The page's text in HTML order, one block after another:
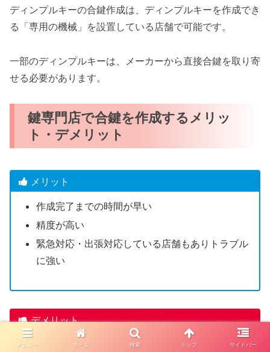
ディンプルキーの合鍵作成は、ディンプルキーを作成でき
る「専用の機械」を設置している店舗で可能です。
一部のディンプルキーは、メーカーから直接合鍵を取り寄
せる必要があります。
鍵専門店で合鍵を作成するメリッ
ト・デメリット
メリット
作成完了までの時間が早い
精度が高い
緊急対応・出張対応している店舗もありトラブル
に強い
デメリット
一部のディンプルキーは店舗で合鍵作成できない
メニュー ホーム 検索 トップ サイドバー